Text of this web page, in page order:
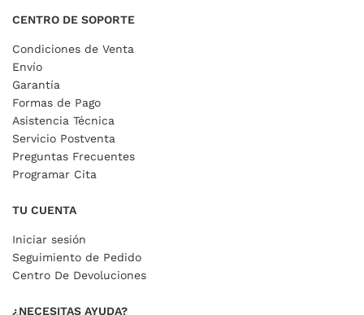
CENTRO DE SOPORTE
Condiciones de Venta
Envío
Garantía
Formas de Pago
Asistencia Técnica
Servicio Postventa
Preguntas Frecuentes
Programar Cita
TU CUENTA
Iniciar sesión
Seguimiento de Pedido
Centro De Devoluciones
¿NECESITAS AYUDA?